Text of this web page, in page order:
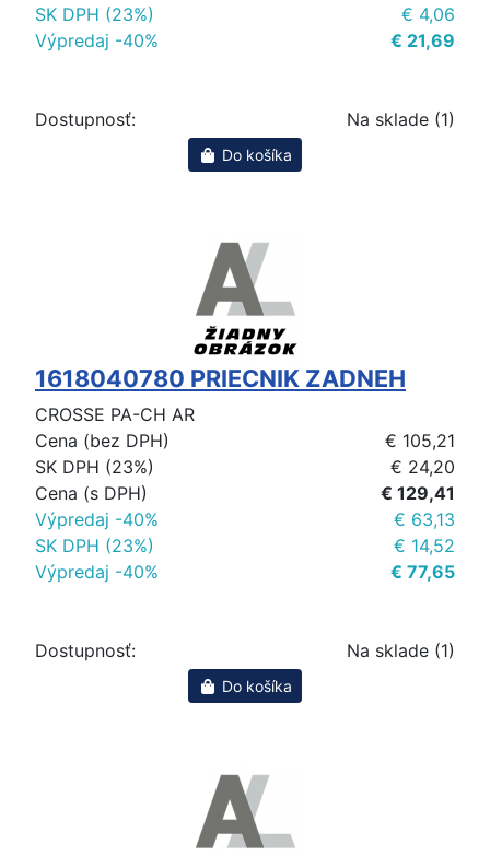
SK DPH (23%)
€ 4,06
Výpredaj -40%
€ 21,69
Dostupnosť: Na sklade (1)
Do košíka
1618040780 PRIECNIK ZADNEH
CROSSE PA-CH AR
Cena (bez DPH)
€ 105,21
SK DPH (23%)
€ 24,20
Cena (s DPH)
€ 129,41
Výpredaj -40%
€ 63,13
SK DPH (23%)
€ 14,52
Výpredaj -40%
€ 77,65
Dostupnosť: Na sklade (1)
Do košíka